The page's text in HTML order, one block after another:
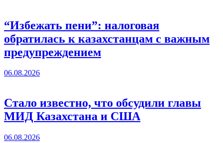
“Избежать пени”: налоговая
обратилась к казахстанцам с важным
предупреждением
06.08.2026
Стало известно, что обсудили главы
МИД Казахстана и США
06.08.2026